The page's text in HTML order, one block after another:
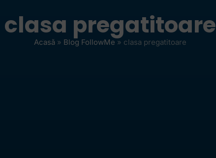
clasa pregatitoare
Acasă » Blog FollowMe » clasa pregatitoare